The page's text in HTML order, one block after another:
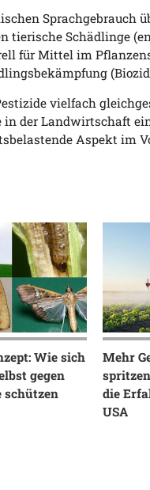
Sprachgebrauch
tierische Schädlinge
für Mittel im
vielfach
der Landwirtschaft
Aspekt im
Wie sich
gegen
schützen
Mehr
die
USA